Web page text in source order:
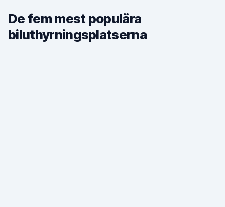
De fem mest populära
biluthyrningsplatserna